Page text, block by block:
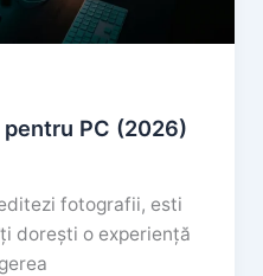
PC (2026)
fotografii, esti
dorești o experiență